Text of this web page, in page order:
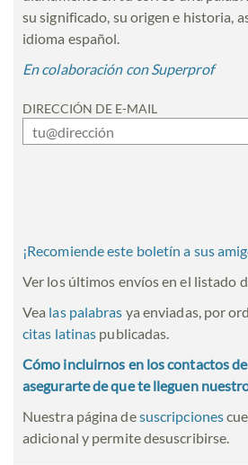
su significado, su origen e historia,
idioma español.
En colaboración con Superprof
DIRECCIÓN DE E-MAIL
¡Recomiende este boletín a sus
Ver los últimos envíos en el listado
Vea las palabras ya enviadas, por
citas latinas publicadas.
Cómo incluirnos en los contactos
asegurarte de que te lleguen
Nuestra página desuscripciones
adicional y permite desuscribirse.